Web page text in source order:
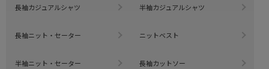
長袖カジュアルシャツ 半袖カジュアルシャツ
長袖ニット・セーター ニットベスト
半袖ニット・セーター 長袖カットソー